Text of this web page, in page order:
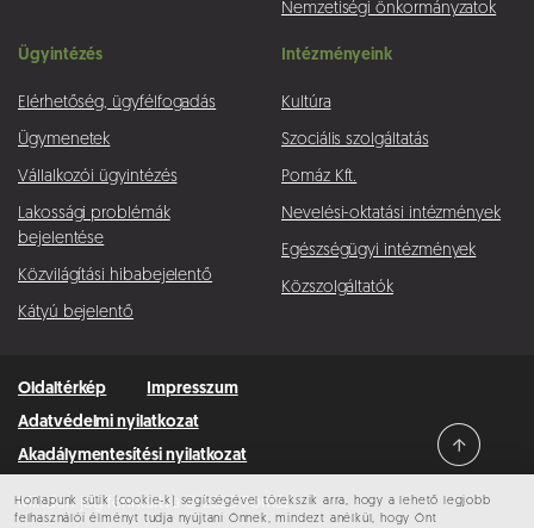
Honlapunk sütik (cookie-k) segítségével törekszik arra, hogy a lehető legjobb
felhasználói élményt tudja nyújtani Önnek, mindezt anélkül, hogy Önt
Nemzetiségi önkormányzatok
Ügyintézés
Elérhetőség, ügyfélfogadás
Ügymenetek
Vállalkozói ügyintézés
Lakossági problémák
bejelentése
Közvilágítási hibabejelentő
Kátyú bejelentő
Intézményeink
Kultúra
Szociális szolgáltatás
Pomáz Kft.
Nevelési-oktatási intézmények
Egészségügyi intézmények
Közszolgáltatók
Oldaltérkép
Impresszum
Adatvédelmi nyilatkozat
Akadálymentesítési nyilatkozat
Minden jog fenntartva © 2026 Pomáz